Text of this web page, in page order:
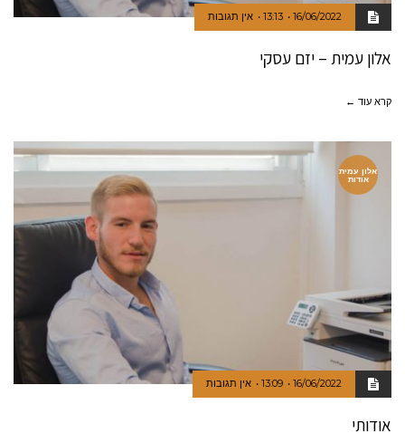
16/06/2022
13:13 אין תגובות
אלון עמית – יזם עסקי
קרא עוד ←
אלון עמית
אודות
16/06/2022
13:09 אין תגובות
אודותי